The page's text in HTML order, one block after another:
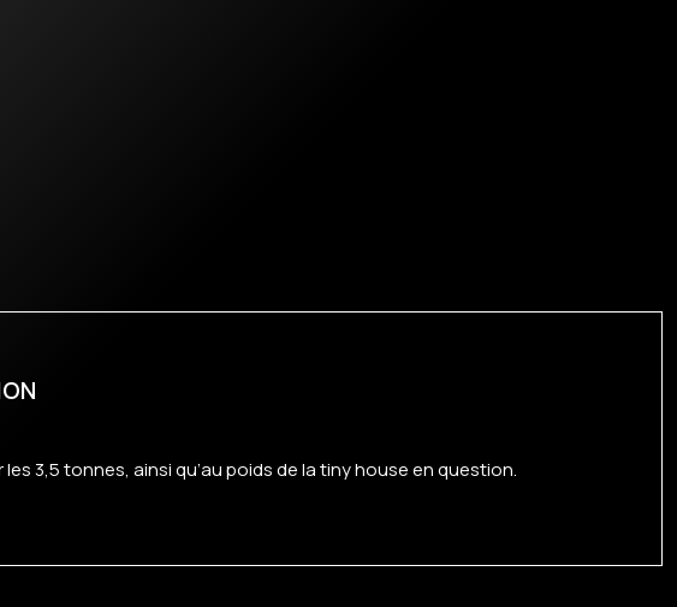
3,5 tonnes, ainsi qu’au poids de la tiny house en question.